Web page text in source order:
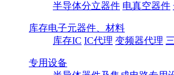
半导体分立器件 电真空器件
库存电子元器件、材料
库存IC IC代理 变频器代理
专用设备